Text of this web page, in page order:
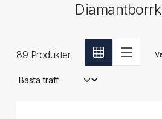
89 Produkter